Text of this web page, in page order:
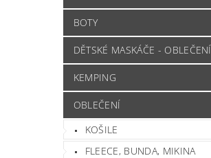
BOTY
DĚTSKÉ MASKÁČE - OBLEČENÍ
KEMPING
OBLEČENÍ
KOŠILE
FLEECE, BUNDA, MIKINA